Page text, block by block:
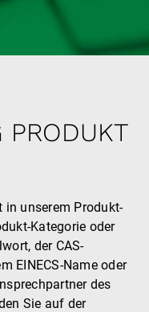
PRODUKT
in unserem Produkt-
Kategorie oder
der CAS-
EINECS-Name oder
des
Sie auf der